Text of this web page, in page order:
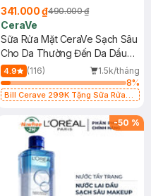
341.000 ₫490.000 ₫
CeraVe
Sữa Rửa Mặt CeraVe Sạch Sâu
Cho Da Thường Đến Da Dầu
473ml
4.9 (116)
1.5k/tháng
8%
Bill Cerave 299K Tặng Sữa Rửa
-50 %